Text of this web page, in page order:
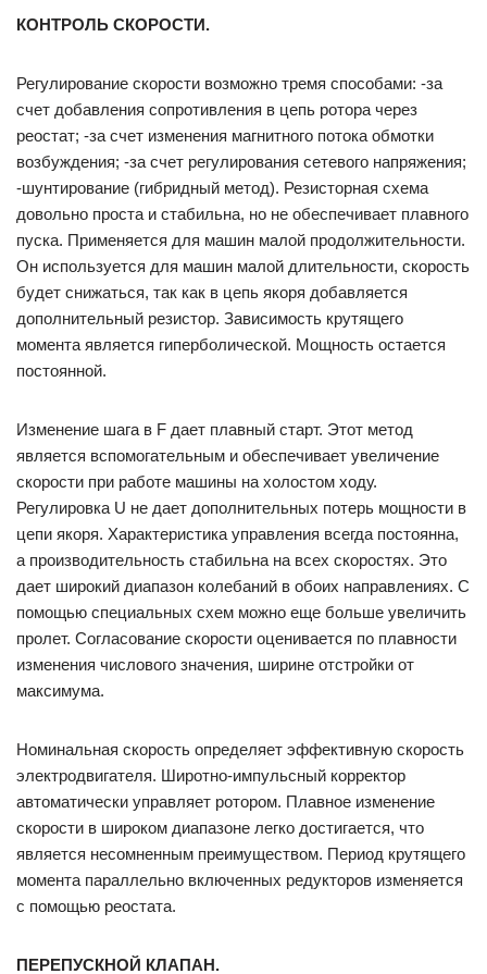
КОНТРОЛЬ СКОРОСТИ.
Регулирование скорости возможно тремя способами: -за
счет добавления сопротивления в цепь ротора через
реостат; -за счет изменения магнитного потока обмотки
возбуждения; -за счет регулирования сетевого напряжения;
-шунтирование (гибридный метод). Резисторная схема
довольно проста и стабильна, но не обеспечивает плавного
пуска. Применяется для машин малой продолжительности.
Он используется для машин малой длительности, скорость
будет снижаться, так как в цепь якоря добавляется
дополнительный резистор. Зависимость крутящего
момента является гиперболической. Мощность остается
постоянной.
Изменение шага в F дает плавный старт. Этот метод
является вспомогательным и обеспечивает увеличение
скорости при работе машины на холостом ходу.
Регулировка U не дает дополнительных потерь мощности в
цепи якоря. Характеристика управления всегда постоянна,
а производительность стабильна на всех скоростях. Это
дает широкий диапазон колебаний в обоих направлениях. С
помощью специальных схем можно еще больше увеличить
пролет. Согласование скорости оценивается по плавности
изменения числового значения, ширине отстройки от
максимума.
Номинальная скорость определяет эффективную скорость
электродвигателя. Широтно-импульсный корректор
автоматически управляет ротором. Плавное изменение
скорости в широком диапазоне легко достигается, что
является несомненным преимуществом. Период крутящего
момента параллельно включенных редукторов изменяется
с помощью реостата.
ПЕРЕПУСКНОЙ КЛАПАН.